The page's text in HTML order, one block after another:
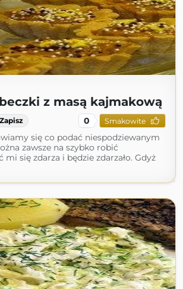
z masą kajmakową
Zapisz 0 Smakowite
się co podać niespodziewanym
zawsze na szybko robić
się zdarza i będzie zdarzało. Gdyż